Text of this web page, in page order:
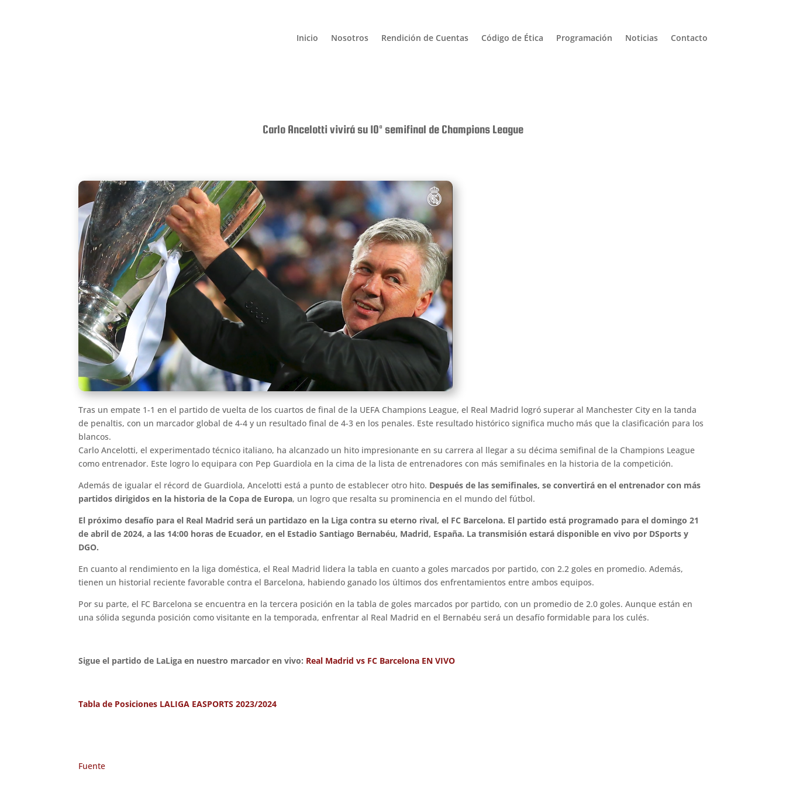
Inicio Nosotros Rendición de Cuentas Código de Ética Programación Noticias Contacto
Carlo Ancelotti vivirá su 10ª semifinal de Champions League
Tras un empate 1-1 en el partido de vuelta de los cuartos de final de la UEFA Champions League, el Real Madrid logró superar al Manchester City en la tanda
de penaltis, con un marcador global de 4-4 y un resultado final de 4-3 en los penales. Este resultado histórico significa mucho más que la clasificación para los
blancos.
Carlo Ancelotti, el experimentado técnico italiano, ha alcanzado un hito impresionante en su carrera al llegar a su décima semifinal de la Champions League
como entrenador. Este logro lo equipara con Pep Guardiola en la cima de la lista de entrenadores con más semifinales en la historia de la competición.
Además de igualar el récord de Guardiola, Ancelotti está a punto de establecer otro hito. Después de las semifinales, se convertirá en el entrenador con más
partidos dirigidos en la historia de la Copa de Europa, un logro que resalta su prominencia en el mundo del fútbol.
El próximo desafío para el Real Madrid será un partidazo en la Liga contra su eterno rival, el FC Barcelona. El partido está programado para el domingo 21
de abril de 2024, a las 14:00 horas de Ecuador, en el Estadio Santiago Bernabéu, Madrid, España. La transmisión estará disponible en vivo por DSports y
DGO.
En cuanto al rendimiento en la liga doméstica, el Real Madrid lidera la tabla en cuanto a goles marcados por partido, con 2.2 goles en promedio. Además,
tienen un historial reciente favorable contra el Barcelona, habiendo ganado los últimos dos enfrentamientos entre ambos equipos.
Por su parte, el FC Barcelona se encuentra en la tercera posición en la tabla de goles marcados por partido, con un promedio de 2.0 goles. Aunque están en
una sólida segunda posición como visitante en la temporada, enfrentar al Real Madrid en el Bernabéu será un desafío formidable para los culés.
Sigue el partido de LaLiga en nuestro marcador en vivo: Real Madrid vs FC Barcelona EN VIVO
Tabla de Posiciones LALIGA EASPORTS 2023/2024
Fuente